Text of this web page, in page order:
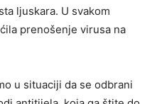
ljuskara. U svakom
prenošenje virusa na
u situaciji da se odbrani